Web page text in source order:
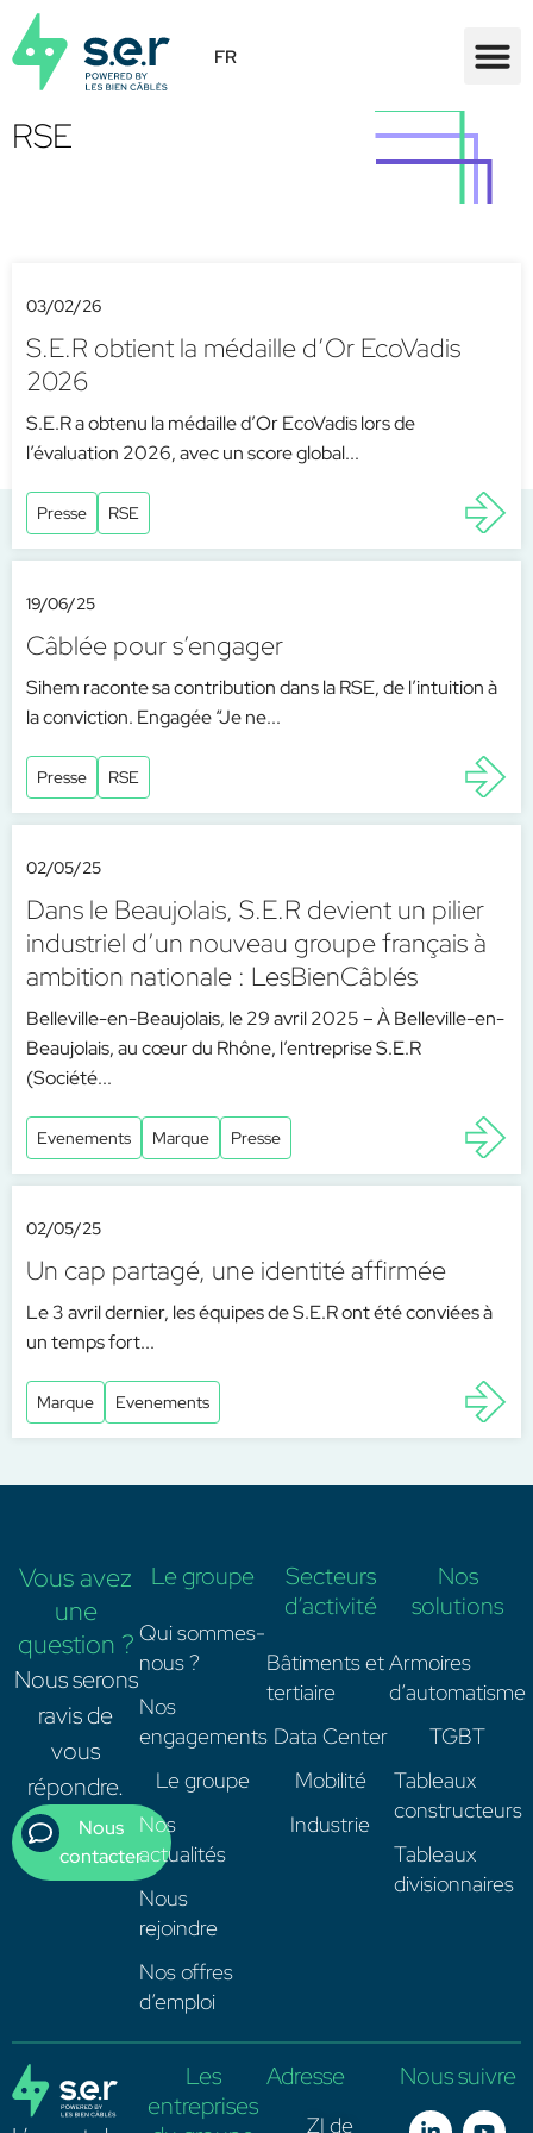
FR
RSE
03/02/26
S.E.R obtient la médaille d’Or EcoVadis
2026
S.E.R a obtenu la médaille d’Or EcoVadis lors de
l’évaluation 2026, avec un score global...
Presse RSE
19/06/25
Câblée pour s’engager
Sihem raconte sa contribution dans la RSE, de l’intuition à
la conviction. Engagée “Je ne...
Presse RSE
02/05/25
Dans le Beaujolais, S.E.R devient un pilier
industriel d’un nouveau groupe français à
ambition nationale : LesBienCâblés
Belleville-en-Beaujolais, le 29 avril 2025 – À Belleville-en-
Beaujolais, au cœur du Rhône, l’entreprise S.E.R
(Société...
Evenements Marque Presse
02/05/25
Un cap partagé, une identité affirmée
Le 3 avril dernier, les équipes de S.E.R ont été conviées à
un temps fort...
Marque Evenements
Vous avez
une
question ?
Nous serons
ravis de
vous
répondre.
Nous
contacter
Secteurs
d’activité
Bâtiments et
tertiaire
Data Center
Mobilité
Industrie
Nos
solutions
Armoires
d’automatisme
TGBT
Tableaux
constructeurs
Tableaux
divisionnaires
Le groupe
Qui sommes-
nous ?
Nos
engagements
Le groupe
Nos
actualités
Nous
rejoindre
Nos offres
d’emploi
Les
entreprises
Adresse
ZI de
Nous suivre